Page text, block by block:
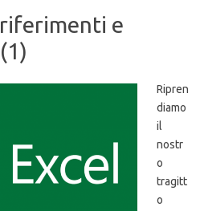
e
Ripren
diamo
il
nostr
o
tragitt
o